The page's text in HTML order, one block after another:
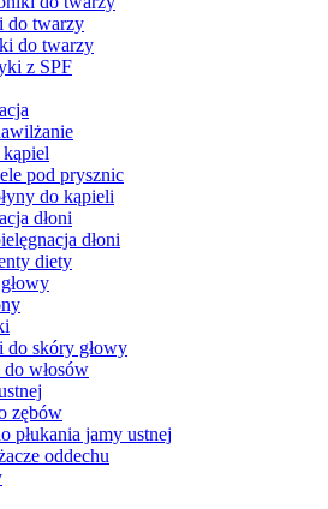
do twarzy
do twarzy
z SPF
pod prysznic
do kąpieli
dłoni
dłoni
diety
do skóry głowy
włosów
zębów
płukania jamy ustnej
oddechu